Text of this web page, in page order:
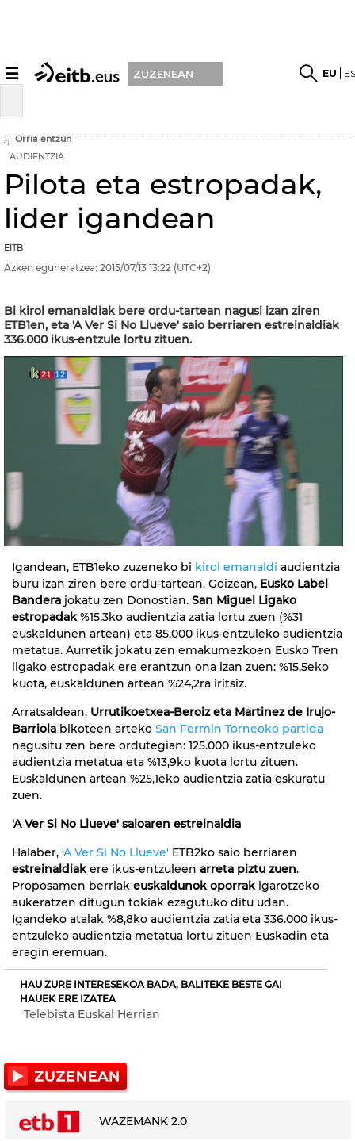
☰ ZUZENEAN EU
Orria entzun
AUDIENTZIA
Pilota eta estropadak,
lider igandean
EITB
Azken eguneratzea: 2015/07/13 13:22 (UTC+2)
Bi kirol emanaldiak bere ordu-tartean nagusi izan ziren
ETB1en, eta 'A Ver Si No Llueve' saio berriaren estreinaldiak
336.000 ikus-entzule lortu zituen.
Igandean, ETB1eko zuzeneko bi kirol emanaldi audientzia
buru izan ziren bere ordu-tartean. Goizean, Eusko Label
Bandera jokatu zen Donostian. San Miguel Ligako
estropadak%15,3ko audientzia zatia lortu zuen (%31
euskaldunen artean) eta 85.000 ikus-entzuleko audientzia
metatua. Aurretik jokatu zen emakumezkoen Eusko Tren
ligako estropadak ere erantzun ona izan zuen: %15,5eko
kuota, euskaldunen artean %24,2ra iritsiz.
Arratsaldean, Urrutikoetxea-Beroiz eta Martinez de Irujo-
Barriola bikoteen arteko San Fermin Torneoko partida
nagusitu zen bere ordutegian: 125.000 ikus-entzuleko
audientzia metatua eta %13,9ko kuota lortu zituen.
Euskaldunen artean %25,1eko audientzia zatia eskuratu
zuen.
'A Ver Si No Llueve' saioaren estreinaldia
Halaber, 'A Ver Si No Llueve' ETB2ko saio berriaren
estreinaldiakere ikus-entzuleen arreta piztu zuen.
Proposamen berriak euskaldunok oporrak igarotzeko
aukeratzen ditugun tokiak ezagutuko ditu udan.
Igandeko atalak %8,8ko audientzia zatia eta 336.000 ikus-
entzuleko audientzia metatua lortu zituen Euskadin eta
eragin eremuan.
HAU ZURE INTERESEKOA BADA, BALITEKE BESTE GAI
HAUEK ERE IZATEA
Telebista Euskal Herrian
WAZEMANK 2.0